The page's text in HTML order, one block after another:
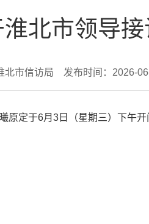
北市领导
北市信访局 发布时间：2026-
原定于6月3日（星期三）下午